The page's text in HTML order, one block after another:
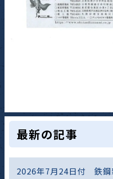
最新の記事
2026年7月24日付 鉄